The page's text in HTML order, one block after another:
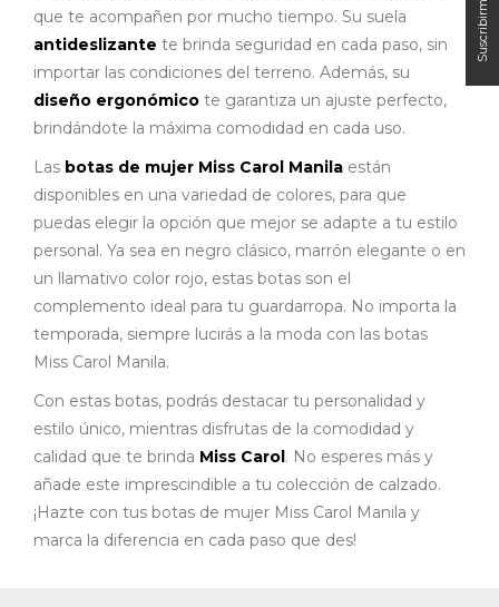
que te acompañen por mucho tiempo. Su suela
antideslizante te brinda seguridad en cada paso, sin
importar las condiciones del terreno. Además, su
diseño ergonómico te garantiza un ajuste perfecto,
brindándote la máxima comodidad en cada uso.
Las botas de mujer Miss Carol Manila están
disponibles en una variedad de colores, para que
puedas elegir la opción que mejor se adapte a tu estilo
personal. Ya sea en negro clásico, marrón elegante o en
un llamativo color rojo, estas botas son el
complemento ideal para tu guardarropa. No importa la
temporada, siempre lucirás a la moda con las botas
Miss Carol Manila.
Con estas botas, podrás destacar tu personalidad y
estilo único, mientras disfrutas de la comodidad y
calidad que te brinda Miss Carol. No esperes más y
añade este imprescindible a tu colección de calzado.
¡Hazte con tus botas de mujer Miss Carol Manila y
marca la diferencia en cada paso que des!